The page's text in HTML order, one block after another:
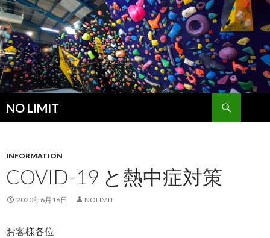
NO LIMIT
索
ン
ツ
へ
キ
プ
INFORMATION
COVID-19 と熱中症対策
2020年6月16日 NOLIMIT
お客様各位